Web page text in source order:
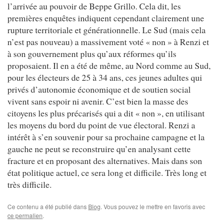
l’arrivée au pouvoir de Beppe Grillo. Cela dit, les
premières enquêtes indiquent cependant clairement une
rupture territoriale et générationnelle. Le Sud (mais cela
n’est pas nouveau) a massivement voté « non » à Renzi et
à son gouvernement plus qu’aux réformes qu’ils
proposaient. Il en a été de même, au Nord comme au Sud,
pour les électeurs de 25 à 34 ans, ces jeunes adultes qui
privés d’autonomie économique et de soutien social
vivent sans espoir ni avenir. C’est bien la masse des
citoyens les plus précarisés qui a dit « non », en utilisant
les moyens du bord du point de vue électoral. Renzi a
intérêt à s’en souvenir pour sa prochaine campagne et la
gauche ne peut se reconstruire qu’en analysant cette
fracture et en proposant des alternatives. Mais dans son
état politique actuel, ce sera long et difficile. Très long et
très difficile.
Ce contenu a été publié dans Blog. Vous pouvez le mettre en favoris avec
ce permalien.